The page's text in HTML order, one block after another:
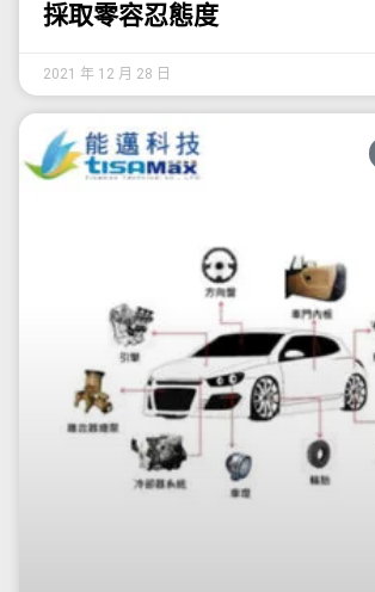
採取零容忍態度
2021 年 12 月 28 日